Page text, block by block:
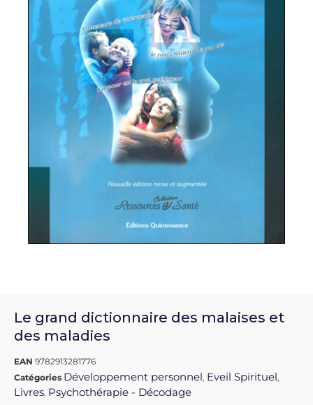
Le grand dictionnaire des malaises et
des maladies
EAN 9782913281776
Catégories Développement personnel, Eveil Spirituel,
Livres, Psychothérapie - Décodage